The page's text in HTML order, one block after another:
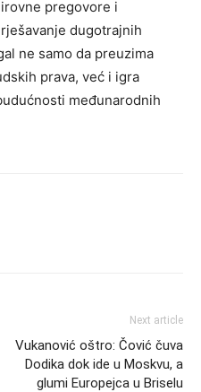
pregovore i
dugotrajnih
ne samo da preuzima
prava, već i igra
međunarodnih
Next article
Vukanović oštro: Čović čuva
Dodika dok ide u Moskvu, a
glumi Europejca u Briselu